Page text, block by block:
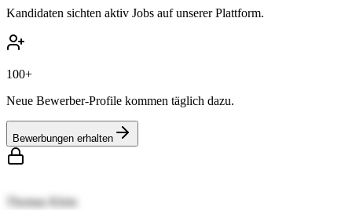
Kandidaten sichten aktiv Jobs auf unserer Plattform.
100+
Neue Bewerber-Profile kommen täglich dazu.
Bewerbungen erhalten
Thomas Klein